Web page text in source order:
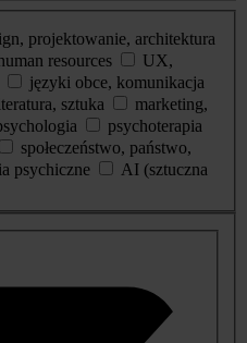
projektowanie, architektura
resources
UX,
języki obce, komunikacja
sztuka
marketing,
psychoterapia
społeczeństwo, państwo,
psychiczne
AI (sztuczna